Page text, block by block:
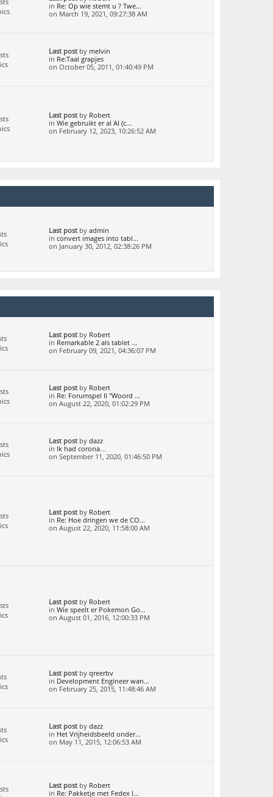
in Re: Op wie stemt u ? Twe...
on March 19, 2021, 09:27:38 AM
Last post by melvin
in Re:Taal grapjes
on October 05, 2011, 01:40:49 PM
Last post by Robert
in Wie gebruikt er al AI (c...
on February 12, 2023, 10:26:52 AM
Last post by admin
in convert images into tabl...
on January 30, 2012, 02:38:26 PM
Last post by Robert
in Remarkable 2 als tablet ...
on February 09, 2021, 04:36:07 PM
Last post by Robert
in Re: Forumspel II "Woord ...
on August 22, 2020, 01:02:29 PM
Last post by dazz
in Ik had corona…
on September 11, 2020, 01:46:50 PM
Last post by Robert
in Re: Hoe dringen we de CO...
on August 22, 2020, 11:58:00 AM
Last post by Robert
in Wie speelt er Pokemon Go...
on August 01, 2016, 12:00:33 PM
Last post by qreerbv
in Development Engineer wan...
on February 25, 2015, 11:48:46 AM
Last post by dazz
in Het Vrijheidsbeeld onder...
on May 11, 2015, 12:06:53 AM
Last post by Robert
in Re: Pakketje met Fedex l...